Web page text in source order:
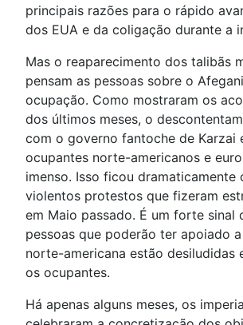
principais razões para o rápido
dos EUA e da coligação durante a
Mas o reaparecimento dos talibãs
pensam as pessoas sobre o
ocupação. Como mostraram os
dos últimos meses, o
com o governo fantoche de Karzai
ocupantes norte-americanos e
imenso. Isso ficou dramaticamente
violentos protestos que fizeram
em Maio passado. É um forte sinal
pessoas que poderão ter apoiado
norte-americana estão desiludidas
os ocupantes.
Há apenas alguns meses, os